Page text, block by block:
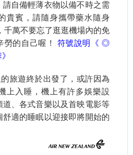
自備輕薄衣物以備不時之需
貴賓，請隨身攜帶藥水隨身
千萬不要忘了逛逛機場內的免
的自己喔！
符號說明《 ◎
旅遊終於出發了，或許因為
上入睡，機上有許多娛樂設
、各式音樂以及首映電影等
適的睡眠以迎接即將開始的